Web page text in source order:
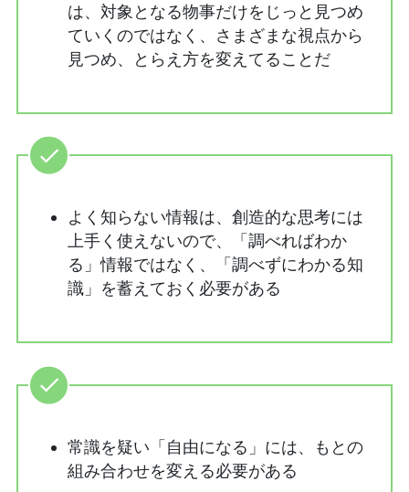
は、対象となる物事だけをじっと見つめ
ていくのではなく、さまざまな視点から
見つめ、とらえ方を変えてることだ
よく知らない情報は、創造的な思考には
上手く使えないので、「調べればわか
る」情報ではなく、「調べずにわかる知
識」を蓄えておく必要がある
常識を疑い「自由になる」には、もとの
組み合わせを変える必要がある